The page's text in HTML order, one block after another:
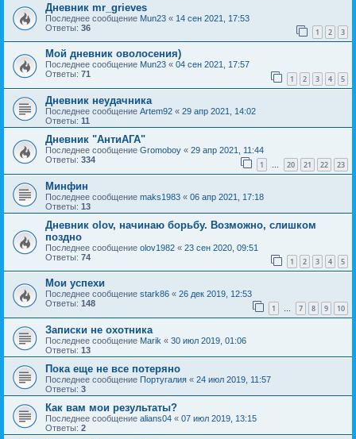
Дневник mr_grieves
Последнее сообщение Mun23 « 14 сен 2021, 17:53
Ответы: 36 1 2 3
Мой дневник оволосения)
Последнее сообщение Mun23 « 04 сен 2021, 17:57
Ответы: 71 1 2 3 4 5
Дневник неудачника
Последнее сообщение Artem92 « 29 апр 2021, 14:02
Ответы: 11
Дневник "АнтиАГА"
Последнее сообщение Gromoboy « 29 апр 2021, 11:44
Ответы: 334 1 … 20 21 22 23
Минфин
Последнее сообщение maks1983 « 06 апр 2021, 17:18
Ответы: 13
Дневник olov, начинаю борьбу. Возможно, слишком
поздно
Последнее сообщение olov1982 « 23 сен 2020, 09:51
Ответы: 74 1 2 3 4 5
Мои успехи
Последнее сообщение stark86 « 26 дек 2019, 12:53
Ответы: 148 1 … 7 8 9 10
Записки не охотника
Последнее сообщение Marik « 30 июл 2019, 01:06
Ответы: 13
Пока еще не все потеряно
Последнее сообщение Португалия « 24 июл 2019, 11:57
Ответы: 3
Как вам мои результаты?
Последнее сообщение alians04 « 07 июл 2019, 13:15
Ответы: 2